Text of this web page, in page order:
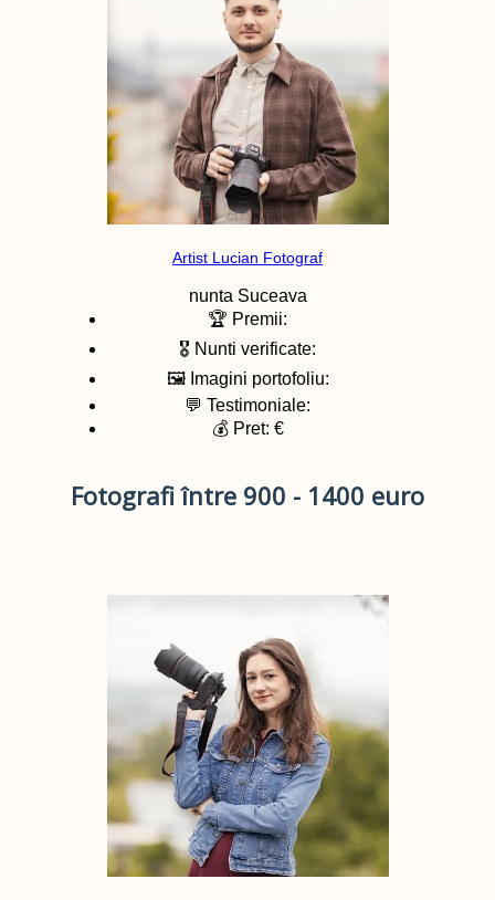
Artist Lucian Fotograf
nunta Suceava
🏆 Premii:
🎖️ Nunti verificate:
🖼️ Imagini portofoliu:
💬 Testimoniale:
💰 Pret: €
Fotografi între 900 - 1400 euro